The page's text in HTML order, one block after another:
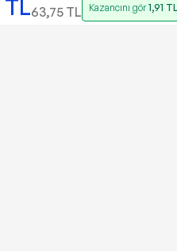
TL63,75 TL Kazancını gör1,91 TL